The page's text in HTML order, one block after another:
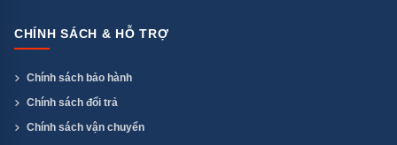
quả tăng thêm khoảng 20 lít không gian sử dụng trong
SpaceMax.
CHÍNH SÁCH & HỖ TRỢ
Chính sách bảo hành
Chính sách đổi trả
Chính sách vận chuyển